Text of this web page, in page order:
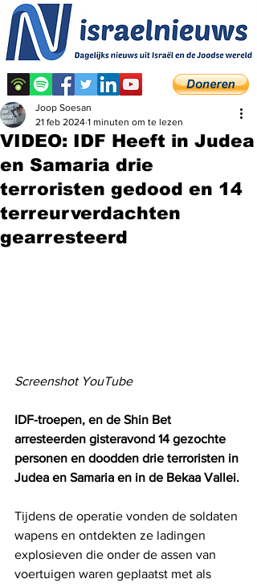
VIDEO: IDF Heeft in Judea
en Samaria drie
terroristen gedood en 14
terreurverdachten
gearresteerd
Joop Soesan
21 feb 2024 1 minuten om te lezen
Screenshot YouTube
IDF-troepen, en de Shin Bet
arresteerden gisteravond 14 gezochte
personen en doodden drie terroristen in
Judea en Samaria en in de Bekaa Vallei.
Tijdens de operatie vonden de soldaten
wapens en ontdekten ze ladingen
explosieven die onder de assen van
voertuigen waren geplaatst met als